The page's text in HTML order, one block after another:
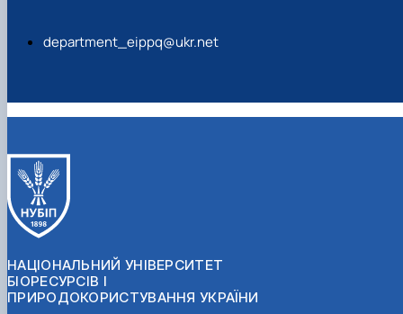
department_eippq@ukr.net
НАЦІОНАЛЬНИЙ УНІВЕРСИТЕТ
БІОРЕСУРСІВ І
ПРИРОДОКОРИСТУВАННЯ УКРАЇНИ